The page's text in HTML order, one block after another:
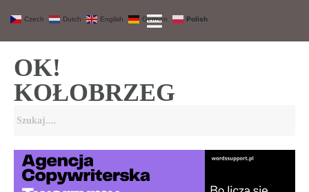
OK!
KOŁOBRZEG
Czech Dutch English German Polish